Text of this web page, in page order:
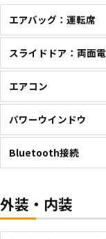
エアバッグ：運転席
スライドドア：両面
エアコン
パワーウインドウ
Bluetooth接続
外装・内装